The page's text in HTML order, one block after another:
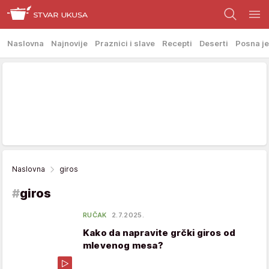
Naslovna Najnovije Praznici i slave Recepti Deserti Posna
Naslovna giros
#giros
RUČAK 2.7.2025.
Kako da napravite grčki giros od
mlevenog mesa?